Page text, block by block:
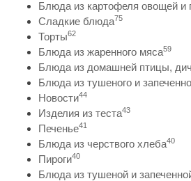
Блюда из картофеля овощей и
Сладкие блюда75
Торты62
Блюда из жаренного мяса59
Блюда из домашней птицы,
Блюда из тушеного и
Новости44
Изделия из теста43
Печенье41
Блюда из черствого хлеба40
Пироги40
Блюда из тушеной и